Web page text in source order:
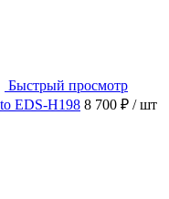
Быстрый просмотр
EDS-H198 8 700 ₽ / шт